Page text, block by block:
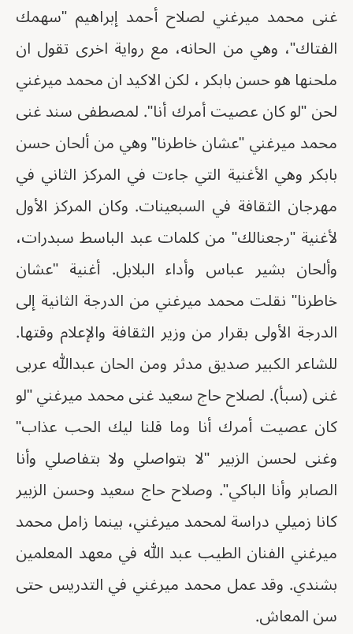
غنى محمد ميرغني لصلاح أحمد إبراهيم "سهمك
الفتاك"، وهي من الحانه، مع رواية اخرى تقول ان
ملحنها هو حسن بابكر ، لكن الاكيد ان محمد ميرغني
لحن "لو كان عصيت أمرك أنا". لمصطفى سند غنى
محمد ميرغني "عشان خاطرنا" وهي من ألحان حسن
بابكر وهي الأغنية التي جاءت في المركز الثاني في
مهرجان الثقافة في السبعينات. وكان المركز الأول
لأغنية "رجعنالك" من كلمات عبد الباسط سبدرات،
وألحان بشير عباس وأداء البلابل. أغنية "عشان
خاطرنا" نقلت محمد ميرغني من الدرجة الثانية إلى
الدرجة الأولى بقرار من وزير الثقافة والإعلام وقتها.
للشاعر الكبير صديق مدثر ومن الحان عبدالله عربى
غنى (سبأ). لصلاح حاج سعيد غنى محمد ميرغني "لو
كان عصيت أمرك أنا وما قلنا ليك الحب عذاب"
وغنى لحسن الزبير "لا بتواصلي ولا بتفاصلي وأنا
الصابر وأنا الباكي". وصلاح حاج سعيد وحسن الزبير
كانا زميلي دراسة لمحمد ميرغني، بينما زامل محمد
ميرغني الفنان الطيب عبد الله في معهد المعلمين
بشندي. وقد عمل محمد ميرغني في التدريس حتى
سن المعاش.